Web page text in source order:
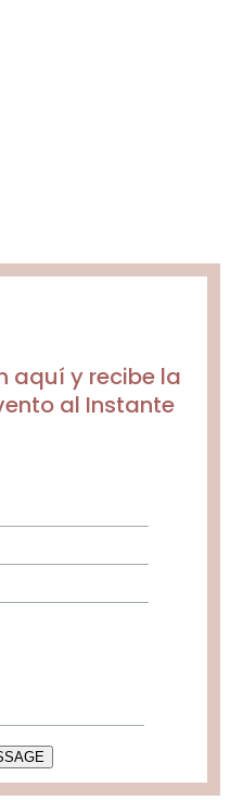
aquí y recibe la
al Instante